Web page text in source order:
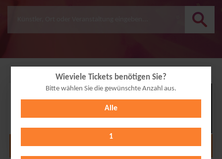
Wieviele Tickets benötigen Sie?
Bitte wählen Sie die gewünschte Anzahl aus.
Alle
1
22
Alle Termine anzeigen